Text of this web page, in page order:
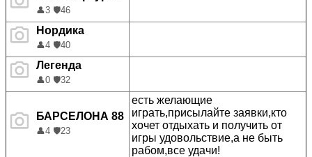
👤3 🛡️46
Нордика
👤4 🛡️40
Легенда
👤0 🛡️32
БАРСЕЛОНА 88
👤4 🛡️23
есть желающие
играть,присылайте заявки,кто
хочет отдыхать и получить от
игры удовольствие,а не быть
рабом,все удачи!